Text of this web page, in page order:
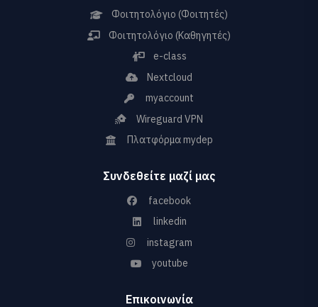
Φοιτητολόγιο (Φοιτητές)
Φοιτητολόγιο (Καθηγητές)
e-class
Nextcloud
myaccount
Wireguard VPN
Πλατφόρμα mydep
Συνδεθείτε μαζί μας
facebook
linkedin
instagram
youtube
Επικοινωνία